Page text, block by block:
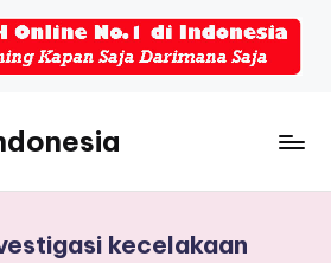
kecelakaan